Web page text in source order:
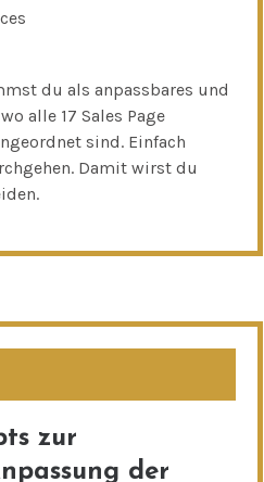
du als anpassbares und
alle 17 Sales Page
sind. Einfach
Damit wirst du
zur
der